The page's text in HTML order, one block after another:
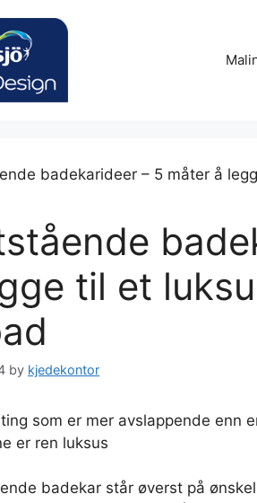
til et
by kjedekontor
som er mer avslappende enn
er ren luksus
badekar står øverst på